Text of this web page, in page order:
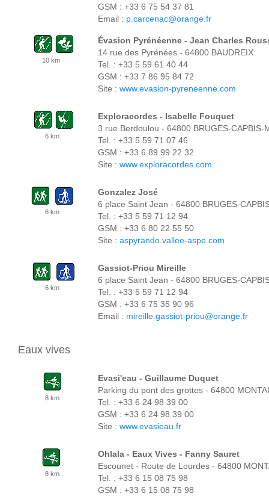
GSM : +33 6 75 54 37 81
Email : p.carcenac@orange.fr
10 km
Évasion Pyrénéenne - Jean Charles
14 rue des Pyrénées - 64800 BAUDREIX
Tel. : +33 5 59 61 40 44
GSM : +33 7 86 95 84 72
Site : www.evasion-pyreneenne.com
6 km
Exploracordes - Isabelle Fouquet
3 rue Berdoulou - 64800 BRUGES-CAPBIS-
Tel. : +33 5 59 71 07 46
GSM : +33 6 89 99 22 32
Site : www.exploracordes.com
6 km
Gonzalez José
6 place Saint Jean - 64800 BRUGES-
Tel. : +33 5 59 71 12 94
GSM : +33 6 80 22 55 50
Site : aspyrando.vallee-aspe.com
6 km
Gassiot-Priou Mireille
6 place Saint Jean - 64800 BRUGES-
Tel. : +33 5 59 71 12 94
GSM : +33 6 75 35 90 96
Email : mireille.gassiot-priou@orange.fr
Eaux vives
8 km
Evasi'eau - Guillaume Duquet
Parking du pont des grottes - 64800
Tel. : +33 6 24 98 39 00
GSM : +33 6 24 98 39 00
Site : www.evasieau.fr
8 km
Ohlala - Eaux Vives - Fanny Sauret
Escounet - Route de Lourdes - 64800
Tel. : +33 6 15 08 75 98
GSM : +33 6 15 08 75 98